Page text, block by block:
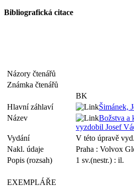
Bibliografická citace
Názory čtenářů
Známka čtenářů
BK
Hlavní záhlaví
Šimánek,
Název
Božstva a
vyzdobil Josef
Vydání
V této úpravě
Nakl. údaje
Praha : Volvox
Popis (rozsah)
1 sv.(nestr.) : il.
EXEMPLÁŘE